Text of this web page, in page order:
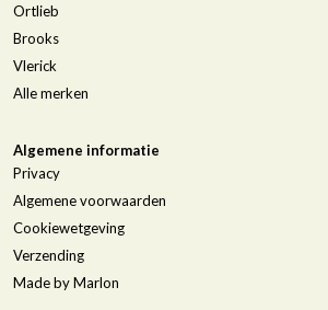
Ortlieb
Brooks
Vlerick
Alle merken
Algemene informatie
Privacy
Algemene voorwaarden
Cookiewetgeving
Verzending
Made by Marlon